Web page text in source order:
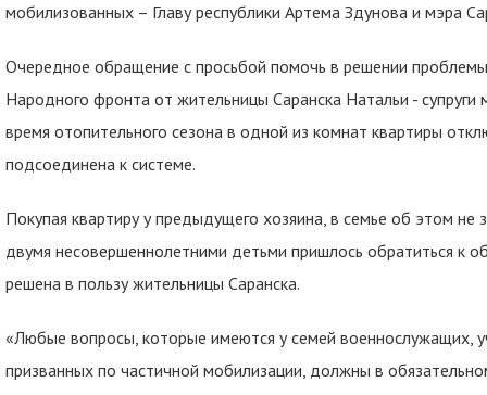
мобилизованных – Главу республики Артема Здунова и мэра
Очередное обращение с просьбой помочь в решении
Народного фронта от жительницы Саранска Натальи -
время отопительного сезона в одной из комнат квартиры
подсоединена к системе.
Покупая квартиру у предыдущего хозяина, в семье об этом
двумя несовершеннолетними детьми пришлось обратиться к
решена в пользу жительницы Саранска.
«Любые вопросы, которые имеются у семей военнослужащих,
призванных по частичной мобилизации, должны в